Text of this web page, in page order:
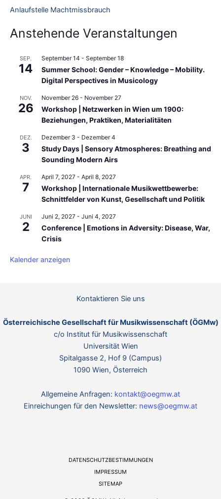
c
h
Anlaufstelle Machtmissbrauch
Anstehende Veranstaltungen
SEP.
14
September 14 - September 18
Summer School: Gender – Knowledge – Mobility.
Digital Perspectives in Musicology
NOV.
26
November 26 - November 27
Workshop | Netzwerken in Wien um 1900:
Beziehungen, Praktiken, Materialitäten
DEZ.
3
Dezember 3 - Dezember 4
Study Days | Sensory Atmospheres: Breathing and
Sounding Modern Airs
APR.
7
April 7, 2027 - April 8, 2027
Workshop | Internationale Musikwettbewerbe:
Schnittfelder von Kunst, Gesellschaft und Politik
JUNI
2
Juni 2, 2027 - Juni 4, 2027
Conference | Emotions in Adversity: Disease, War,
Crisis
Kalender anzeigen
Kontaktieren Sie uns
Österreichische Gesellschaft für Musikwissenschaft (ÖGMw)
c/o Institut für Musikwissenschaft
Universität Wien
Spitalgasse 2, Hof 9 (Campus)
1090 Wien, Österreich
Allgemeine Anfragen: kontakt@oegmw.at
Einreichungen für den Newsletter: news@oegmw.at
DATENSCHUTZBESTIMMUNGEN
IMPRESSUM
SITEMAP